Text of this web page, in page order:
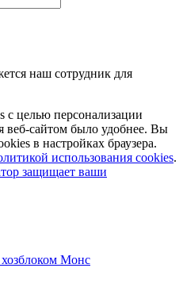
наш сотрудник для
с целью персонализации
веб-сайтом было удобнее. Вы
в настройках браузера.
использования cookies.
защищает ваши
Монс